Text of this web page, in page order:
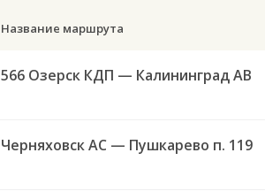
Название маршрута
566 Озерск КДП — Калининград АВ
Черняховск АС — Пушкарево п. 119